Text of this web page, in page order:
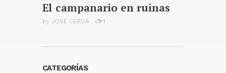
El campanario en ruinas
by JOSÉ CERDA 1
CATEGORÍAS